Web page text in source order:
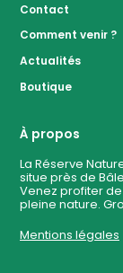
Contact
Comment venir ?
Actualités
Boutique
À propos
La Réserve
situe près de
Venez profiter
pleine nature.
Mentions légales